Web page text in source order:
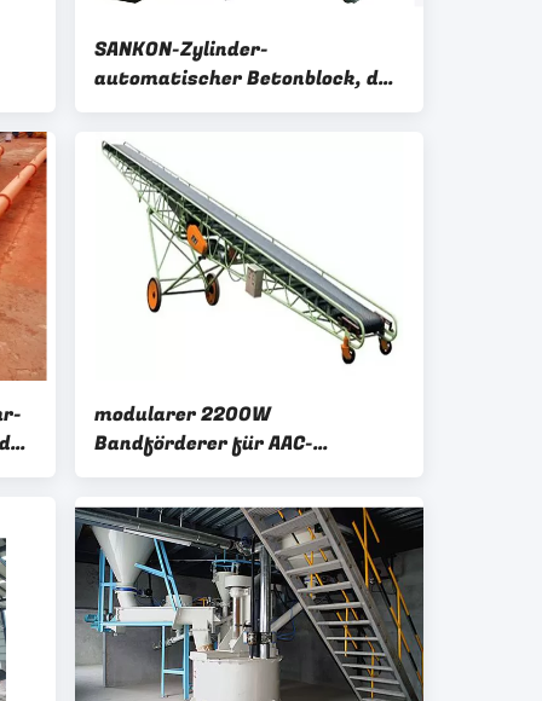
SANKON-Zylinder-
automatischer Betonblock, der
Maschine herstellt
modularer 2200W
Bandförderer für AAC-
Fertigungsstraße